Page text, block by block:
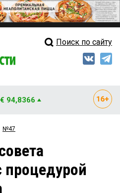
Свежий выпуск
Рейтинги
Блоги
Поиск по сайту
€ 94,8366
№47
процедурой